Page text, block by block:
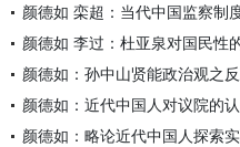
颜德如 栾超：当代中国监察制
颜德如 李过：杜亚泉对国民性
颜德如：孙中山贤能政治观之
颜德如：近代中国人对议院的
颜德如：略论近代中国人探索